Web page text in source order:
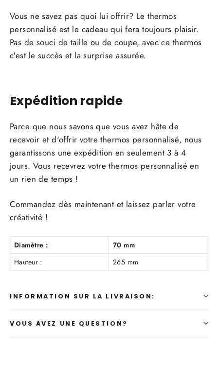
Vous ne savez pas quoi lui offrir? Le thermos
personnalisé est le cadeau qui fera toujours plaisir.
Pas de souci de taille ou de coupe, avec ce thermos
c'est le succès et la surprise assurée.
Expédition rapide
Parce que nous savons que vous avez hâte de
recevoir et d'offrir votre thermos personnalisé, nous
garantissons une expédition en seulement 3 à 4
jours. Vous recevrez votre thermos personnalisé en
un rien de temps !
Commandez dès maintenant et laissez parler votre
créativité !
Diamètre :
70 mm
Hauteur :
265 mm
INFORMATION SUR LA LIVRAISON:
VOUS AVEZ UNE QUESTION?